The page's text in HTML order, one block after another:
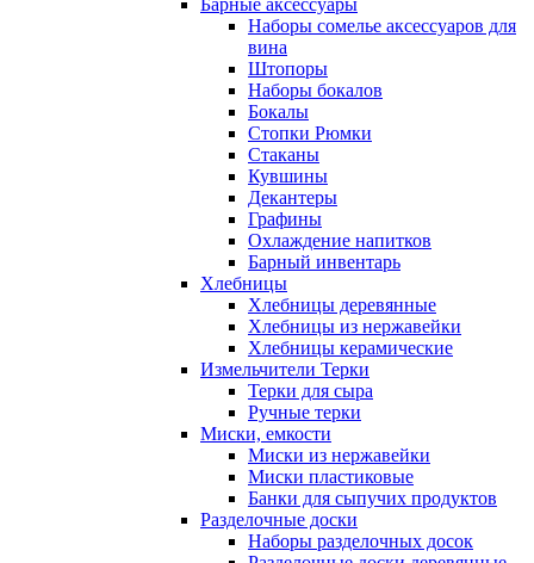
Барные аксессуары
Наборы сомелье аксессуаров для
вина
Штопоры
Наборы бокалов
Бокалы
Стопки Рюмки
Стаканы
Кувшины
Декантеры
Графины
Охлаждение напитков
Барный инвентарь
Хлебницы
Хлебницы деревянные
Хлебницы из нержавейки
Хлебницы керамические
Измельчители Терки
Терки для сыра
Ручные терки
Миски, емкости
Миски из нержавейки
Миски пластиковые
Банки для сыпучих продуктов
Разделочные доски
Наборы разделочных досок